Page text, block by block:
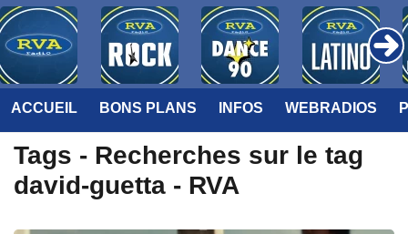
ACCUEIL BONS PLANS INFOS WEBRADIOS
Tags - Recherches sur le tag
david-guetta - RVA